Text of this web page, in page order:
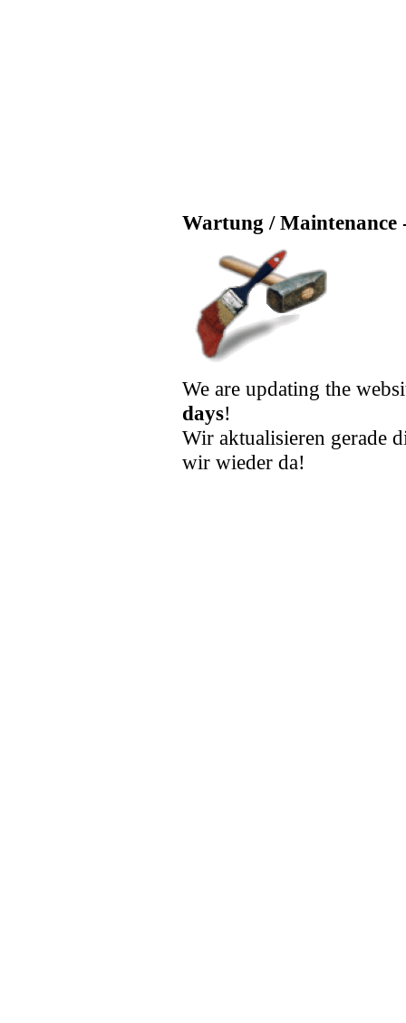
Wartung / Maintenance
We are updating the
days!
Wir aktualisieren gerade
wir wieder da!